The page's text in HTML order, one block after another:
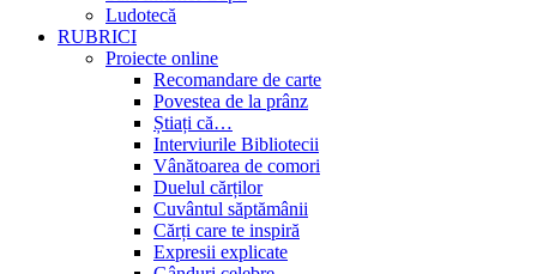
Ludotecă
RUBRICI
Proiecte online
Recomandare de carte
Povestea de la prânz
Știați că…
Interviurile Bibliotecii
Vânătoarea de comori
Duelul cărților
Cuvântul săptămânii
Cărți care te inspiră
Expresii explicate